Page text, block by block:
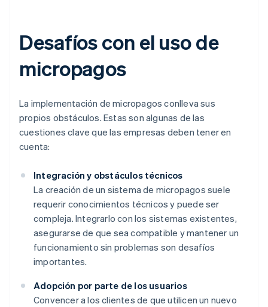
Desafíos con el uso de
micropagos
La implementación de micropagos conlleva sus
propios obstáculos. Estas son algunas de las
cuestiones clave que las empresas deben tener en
cuenta:
Integración y obstáculos técnicos
La creación de un sistema de micropagos suele
requerir conocimientos técnicos y puede ser
compleja. Integrarlo con los sistemas existentes,
asegurarse de que sea compatible y mantener un
funcionamiento sin problemas son desafíos
importantes.
Adopción por parte de los usuarios
Convencer a los clientes de que utilicen un nuevo